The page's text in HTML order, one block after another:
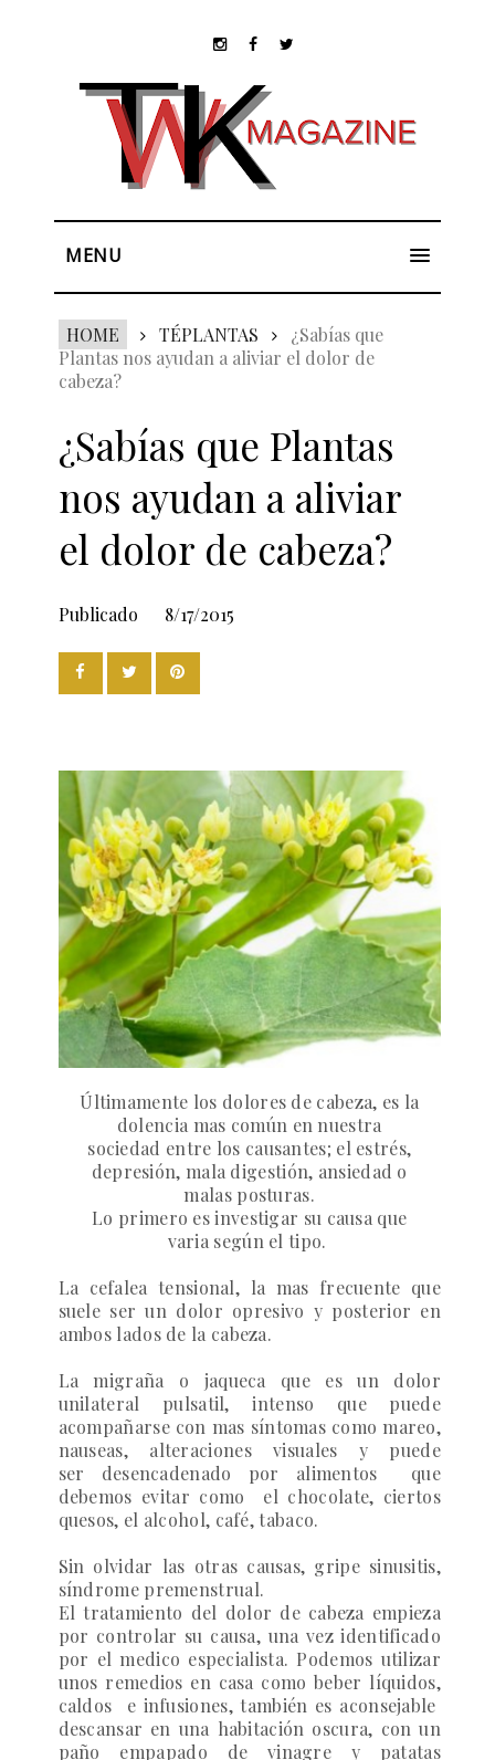
MENU
HOME TÉPLANTAS
¿Sabías que
Plantas nos ayudan a aliviar el dolor de
cabeza?
¿Sabías que Plantas
nos ayudan a aliviar
el dolor de cabeza?
Publicado 8/17/2015
Últimamente los dolores de cabeza, es la
dolencia mas común en nuestra
sociedad entre los causantes; el estrés,
depresión, mala digestión, ansiedad o
malas posturas.
Lo primero es investigar su causa que
varia según el tipo.
La cefalea tensional, la mas frecuente que
suele ser un dolor opresivo y posterior en
ambos lados de la cabeza.
La migraña o jaqueca que es un dolor
unilateral pulsatil, intenso que puede
acompañarse con mas síntomas como mareo,
nauseas, alteraciones visuales y puede
ser desencadenado por alimentos que
debemos evitar como el chocolate, ciertos
quesos, el alcohol, café, tabaco.
Sin olvidar las otras causas, gripe sinusitis,
síndrome premenstrual.
El tratamiento del dolor de cabeza empieza
por controlar su causa, una vez identificado
por el medico especialista. Podemos utilizar
unos remedios en casa como beber líquidos,
caldos e infusiones, también es aconsejable
descansar en una habitación oscura, con un
paño empapado de vinagre y patatas